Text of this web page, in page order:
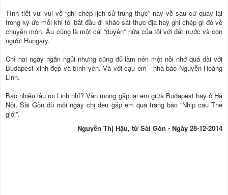
Tình tiết vui vui về “ghi chép lịch sử trung thực” này về sau cứ quay lại
trong ký ức mỗi khi tôi bắt đầu đi khảo sát thực địa hay ghi chép gì đó về
chuyên môn. Âu cũng là một cái “duyên” nữa của tôi với đất nước và con
người Hungary.
Chỉ hai ngày ngắn ngủi nhưng cũng đủ làm nên một nỗi nhớ quá dài với
Budapest xinh đẹp và bình yên. Và với cậu em - nhà báo Nguyễn Hoàng
Linh.
Bao nhiêu lâu rồi Linh nhỉ? Vẫn mong gặp lại em giữa Budapest hay ở Hà
Nội, Sài Gòn dù mỗi ngày chị đều gặp em qua trang báo “Nhịp cầu Thế
giới”.
Nguyễn Thị Hậu, từ Sài Gòn - Ngày 28-12-2014